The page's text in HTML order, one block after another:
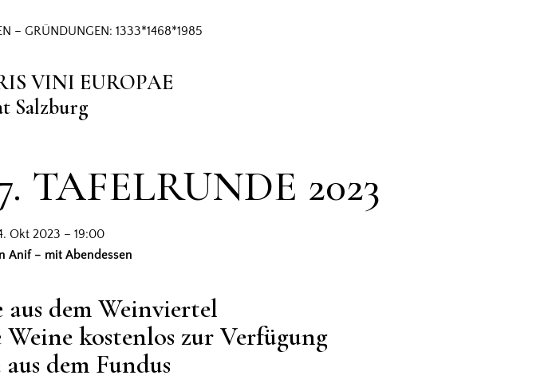
– GRÜNDUNGEN: 1333*1468*1985
VINI EUROPAE
Salzburg
TAFELRUNDE 2023
Okt 2023 – 19:00
Anif – mit Abendessen
dem Weinviertel
kostenlos zur Verfügung
dem Fundus